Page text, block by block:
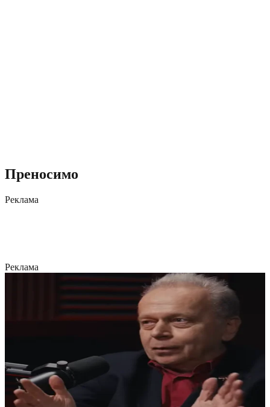
Преносимо
Реклама
Реклама